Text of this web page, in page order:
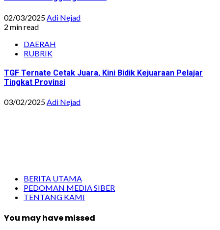
02/03/2025 Adi Nejad
2 min read
DAERAH
RUBRIK
TGF Ternate Cetak Juara, Kini Bidik Kejuaraan Pelajar
Tingkat Provinsi
03/02/2025Adi Nejad
BERITA UTAMA
PEDOMAN MEDIA SIBER
TENTANG KAMI
You may have missed